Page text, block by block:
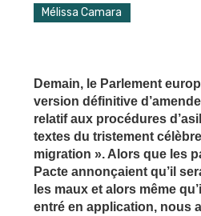
Mélissa Camara
Demain, le Parlement
version définitive
relatif aux procédures
textes du tristement
migration ». Alors que les
Pacte annonçaient qu’il
les maux et alors même
entré en application, nous